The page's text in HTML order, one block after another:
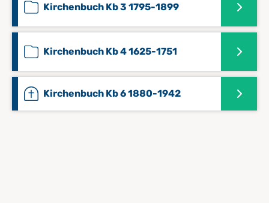
Kirchenbuch Kb 3 1795-1899
Kirchenbuch Kb 4 1625-1751
Kirchenbuch Kb 6 1880-1942